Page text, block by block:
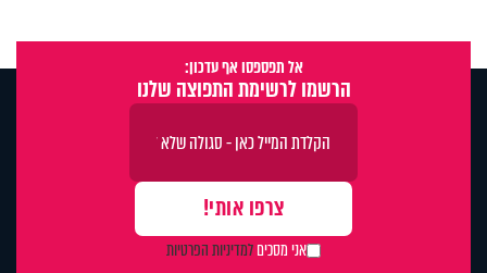
אל תפספסו אף עדכון:
הרשמו לרשימת התפוצה שלנו
אני מסכיםלמדיניות הפרטיות